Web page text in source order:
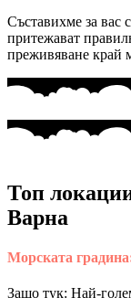
Съставихме за вас
притежават
преживяване край
Топ
Варна
Морската
Защо тук: Най-